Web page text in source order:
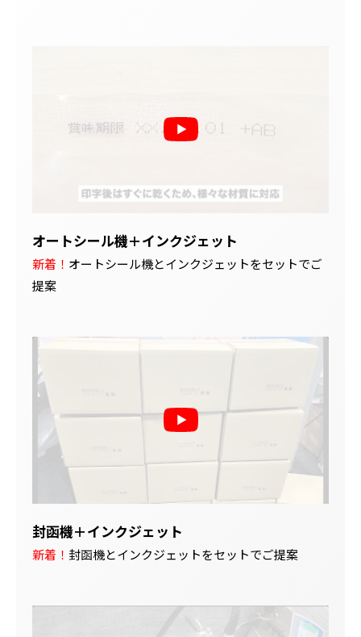
オートシール機＋インクジェット
新着！ オートシール機とインクジェットをセットでご
提案
封函機＋インクジェット
新着！ 封函機とインクジェットをセットでご提案